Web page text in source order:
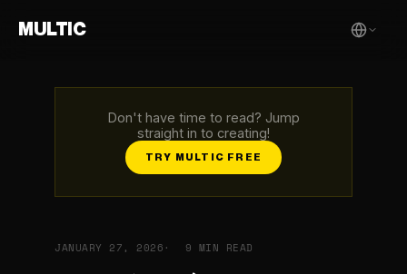
MULTIC
Don't have time to read? Jump
straight in to creating!
TRY MULTIC FREE
JANUARY 27, 2026 9 MIN READ